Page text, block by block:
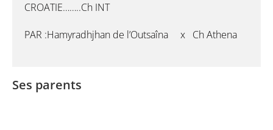
CROATIE……..Ch INT
PAR :Hamyradhjhan de l’Outsaîna x Ch Athena
Ses parents